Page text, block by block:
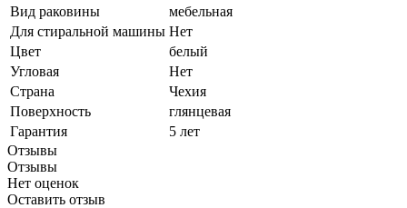
Вид раковины
мебельная
Для стиральной машины Нет
Цвет
белый
Угловая
Нет
Страна
Чехия
Поверхность
глянцевая
Гарантия
5 лет
Отзывы
Отзывы
Нет оценок
Оставить отзыв